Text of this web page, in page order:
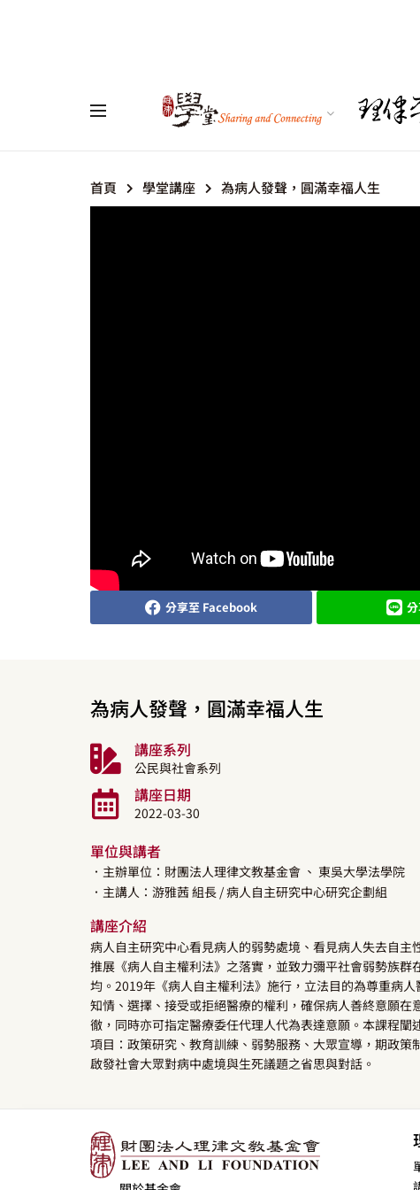
首頁 學堂講座 為病人發聲，圓滿幸福人生
分享至 Facebook
為病人發聲，圓滿幸福人生
講座系列
公民與社會系列
講座日期
2022-03-30
單位與講者
．主辦單位：財團法人理律文教基金會 、 東吳大學法學院
．主講人： 游雅茜組長 / 病人自主研究中心研究企劃組
講座介紹
病人自主研究中心看見病人的弱勢處境、看見病人失去自
推展《病人自主權利法》之落實，並致力彌平社會弱勢族
均。2019年《病人自主權利法》施行，立法目的為尊重病
知情、選擇、接受或拒絕醫療的權利，確保病人善終意願
徹，同時亦可指定醫療委任代理人代為表達意願。本課程
項目：政策研究、教育訓練、弱勢服務、大眾宣導，期政
啟發社會大眾對病中處境與生死議題之省思與對話。